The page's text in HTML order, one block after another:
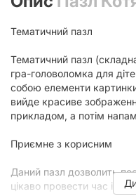
Тематичний пазл
Тематичний пазл
гра-головоломка для
собою елементи
вийде красиве
прикладом, а потім
Приємне з корисним
Даний пазл дозволить
цікаво провести час і